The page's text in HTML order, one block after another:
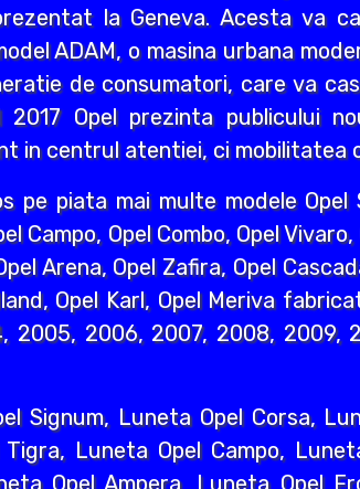
la Geneva. Acesta va
ADAM, o masina urbana
de consumatori, care va
Opel prezinta publicului
in centrul atentiei, ci mobilitatea
pe piata mai multe modele Opel
Campo, Opel Combo, Opel
Arena, Opel Zafira, Opel
Opel Karl, Opel Meriva
2006, 2007, 2008, 2009,
Signum, Luneta Opel Corsa,
Luneta Opel Campo,
Opel Ampera, Luneta Opel